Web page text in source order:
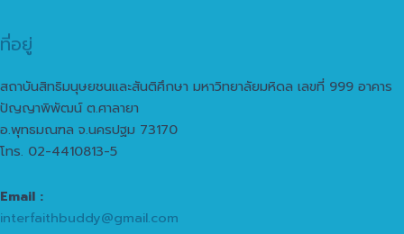
ที่อยู่
สถาบันสิทธิมนุษยชนและสันติศึกษา มหาวิทยาลัยมหิดล เลขที่ 999 อาคาร
ปัญญาพิพัฒน์ ต.ศาลายา
อ.พุทธมณฑล จ.นครปฐม 73170
โทร. 02-4410813-5
Email :
interfaithbuddy@gmail.com